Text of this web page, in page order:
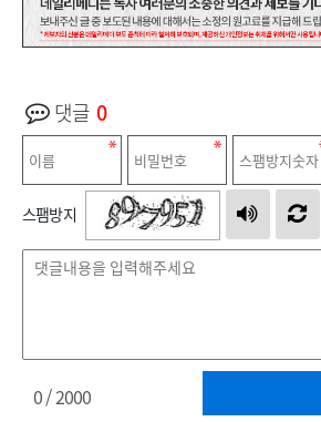
댓글 0
스팸방지
0/ 2000